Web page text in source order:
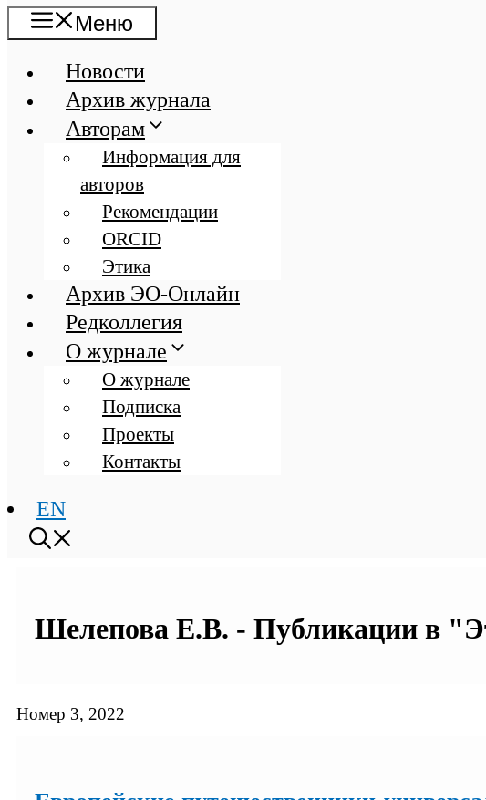
Меню
Новости
Архив журнала
Авторам
Информация для
авторов
Рекомендации
ORCID
Этика
Архив ЭО-Онлайн
Редколлегия
О журнале
О журнале
Подписка
Проекты
Контакты
EN
Шелепова Е.В. - Публикации в
Номер 3, 2022